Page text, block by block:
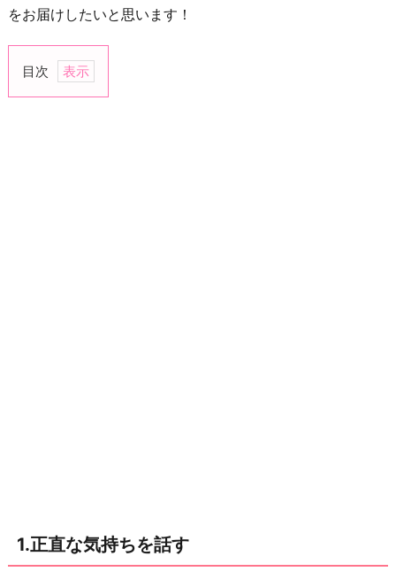
をお届けしたいと思います！
目次
1.
聞
い
1.正直な気持ちを話す